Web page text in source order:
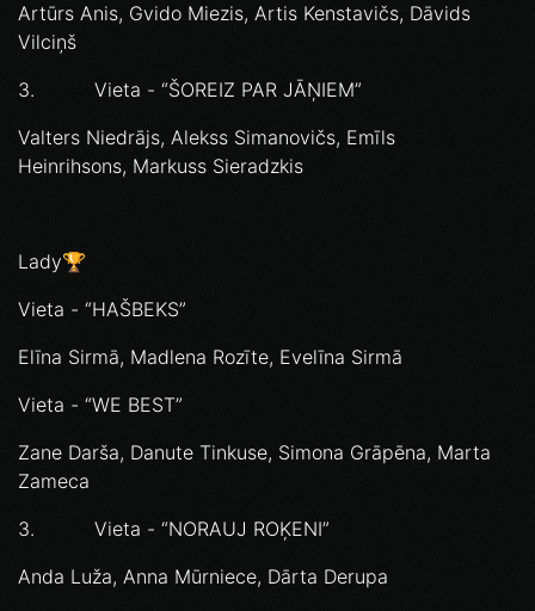
Artūrs Anis, Gvido Miezis, Artis Kenstavičs, Dāvids
Vilciņš
3. Vieta - “ŠOREIZ PAR JĀŅIEM”
Valters Niedrājs, Alekss Simanovičs, Emīls
Heinrihsons, Markuss Sieradzkis
Lady🏆
Vieta - “HAŠBEKS”
Elīna Sirmā, Madlena Rozīte, Evelīna Sirmā
Vieta - “WE BEST”
Zane Darša, Danute Tinkuse, Simona Grāpēna, Marta
Zameca
3. Vieta - “NORAUJ ROĶENI”
Anda Luža, Anna Mūrniece, Dārta Derupa